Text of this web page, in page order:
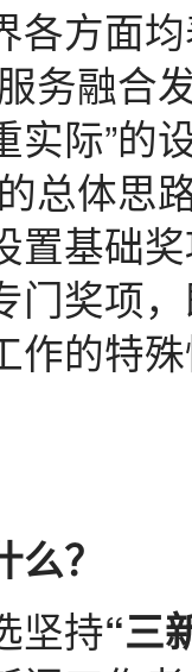
各方面
务融合
际”的
总体思
置基础
门奖项
作的特
？
坚持“三